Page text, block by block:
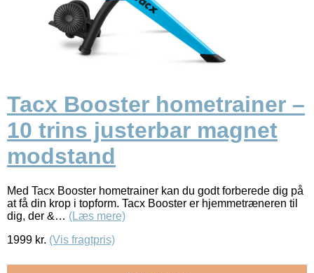
Tacx Booster hometrainer –
10 trins justerbar magnet
modstand
Med Tacx Booster hometrainer kan du godt forberede dig på
at få din krop i topform. Tacx Booster er hjemmetræneren til
dig, der &… (Læs mere)
1999 kr. (Vis fragtpris)